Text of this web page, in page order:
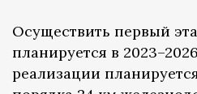
Осуществить первый
планируется в
реализации